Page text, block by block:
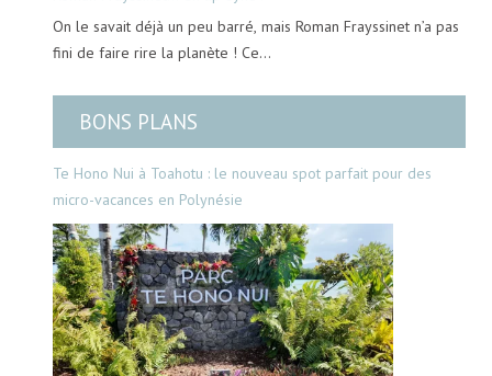
On le savait déjà un peu barré, mais Roman Frayssinet n’a pas
fini de faire rire la planète ! Ce…
BONS PLANS
Te Hono Nui à Toahotu : le nouveau spot parfait pour des
micro-vacances en Polynésie